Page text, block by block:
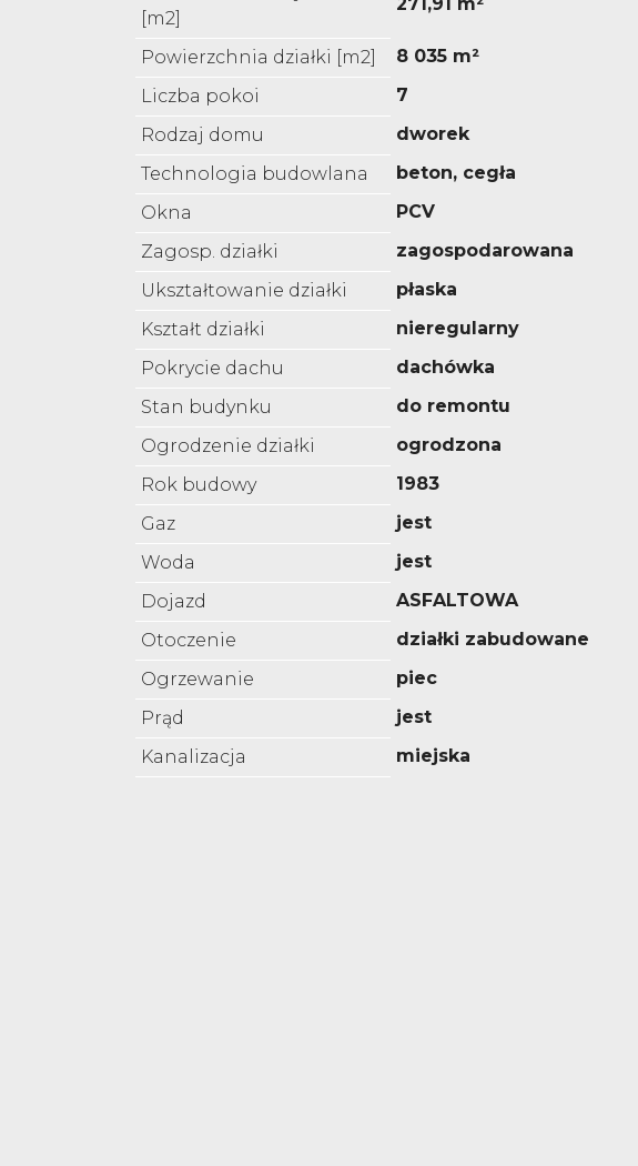
[m2]
Powierzchnia działki [m2]
8 035 m²
Liczba pokoi
7
Rodzaj domu
dworek
Technologia budowlana
beton, cegła
Okna
PCV
Zagosp. działki
zagospodarowana
Ukształtowanie działki
płaska
Kształt działki
nieregularny
Pokrycie dachu
dachówka
Stan budynku
do remontu
Ogrodzenie działki
ogrodzona
Rok budowy
1983
Gaz
jest
Woda
jest
Dojazd
ASFALTOWA
Otoczenie
działki zabudowane
Ogrzewanie
piec
Prąd
jest
Kanalizacja
miejska